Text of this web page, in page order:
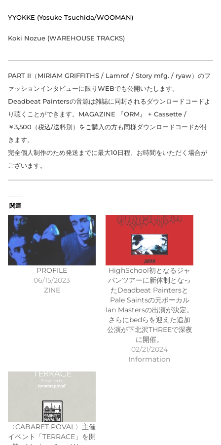
YYOKKE (Yosuke Tsuchida/WOOMAN)
Koki Nozue (WAREHOUSE TRACKS)
PART II（MIRIAM GRIFFITHS / Lamrof / Story mfg. / ryaw）のフ
ァッションインタビューに限りWEBでも公開いたします。
Deadbeat Paintersの音源は雑誌に同封されるダウンロードコードよ
り聴くことができます。MAGAZINE 『ORM』 + Cassette /
￥3,500（税込/送料別）をご購入の方も同様ダウンロードコードが付
きます。
完全個人制作のため発送までに最大10日程、お時間をいただく場合が
ございます。
関連
PROFILE
06/15/2023
ZINE
HighSchool初となるジャ
パンツアーに新体制となっ
たDeadbeat Paintersと
Pale Saintsの元ボーカル
Ian Mastersの出演が決定。
さらにbedらを迎えた追加
公演が下北沢THREEで深夜
に開催。
02/21/2024
Information
〈CABARET POVAL〉主催
イベント「TERRACE」を開